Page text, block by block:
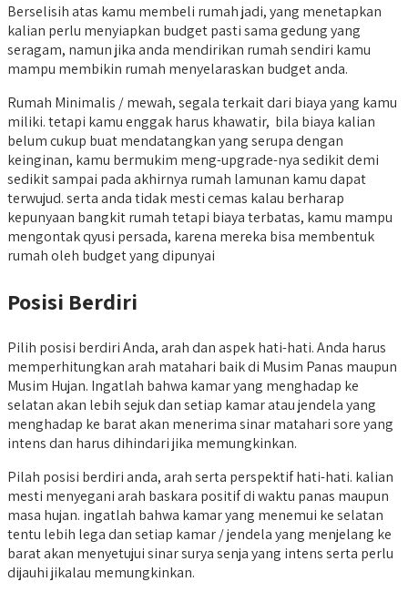
Berselisih atas kamu membeli rumah jadi, yang menetapkan
kalian perlu menyiapkan budget pasti sama gedung yang
seragam, namun jika anda mendirikan rumah sendiri kamu
mampu membikin rumah menyelaraskan budget anda.
Rumah Minimalis / mewah, segala terkait dari biaya yang kamu
miliki. tetapi kamu enggak harus khawatir, bila biaya kalian
belum cukup buat mendatangkan yang serupa dengan
keinginan, kamu bermukim meng-upgrade-nya sedikit demi
sedikit sampai pada akhirnya rumah lamunan kamu dapat
terwujud. serta anda tidak mesti cemas kalau berharap
kepunyaan bangkit rumah tetapi biaya terbatas, kamu mampu
mengontak qyusi persada, karena mereka bisa membentuk
rumah oleh budget yang dipunyai
Posisi Berdiri
Pilih posisi berdiri Anda, arah dan aspek hati-hati. Anda harus
memperhitungkan arah matahari baik di Musim Panas maupun
Musim Hujan. Ingatlah bahwa kamar yang menghadap ke
selatan akan lebih sejuk dan setiap kamar atau jendela yang
menghadap ke barat akan menerima sinar matahari sore yang
intens dan harus dihindari jika memungkinkan.
Pilah posisi berdiri anda, arah serta perspektif hati-hati. kalian
mesti menyegani arah baskara positif di waktu panas maupun
masa hujan. ingatlah bahwa kamar yang menemui ke selatan
tentu lebih lega dan setiap kamar / jendela yang menjelang ke
barat akan menyetujui sinar surya senja yang intens serta perlu
dijauhi jikalau memungkinkan.